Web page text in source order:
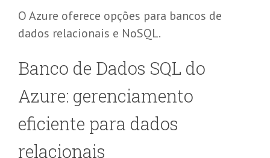
O Azure oferece opções para bancos de
dados relacionais e NoSQL.
Banco de Dados SQL do
Azure: gerenciamento
eficiente para dados
relacionais